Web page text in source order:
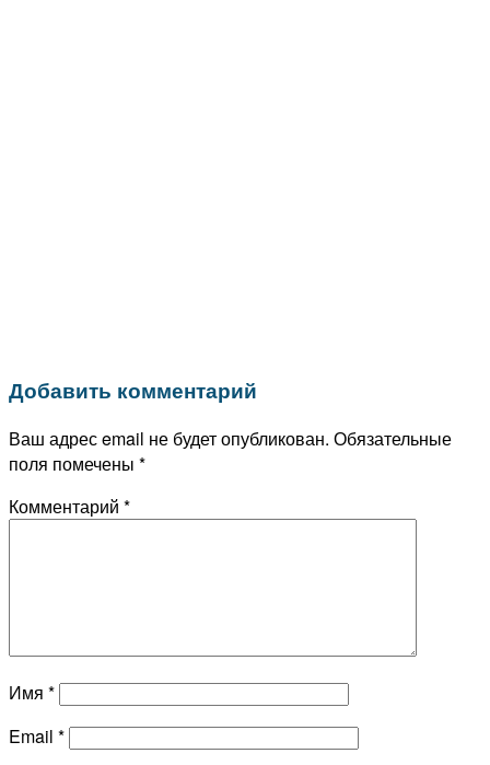
Добавить комментарий
Ваш адрес email не будет опубликован. Обязательные
поля помечены *
Комментарий *
Имя *
Email *